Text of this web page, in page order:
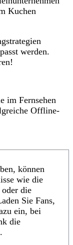
Kuchen
werden.
im Fernsehen
Offline-
können
wie die
die
Sie Fans,
ein, bei
die